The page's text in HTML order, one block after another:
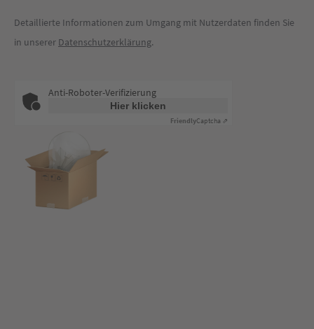
Detaillierte Informationen zum Umgang mit Nutzerdaten finden Sie
in unserer Datenschutzerklärung.
Anti-Roboter-Verifizierung
Hier klicken
FriendlyCaptcha ⇗